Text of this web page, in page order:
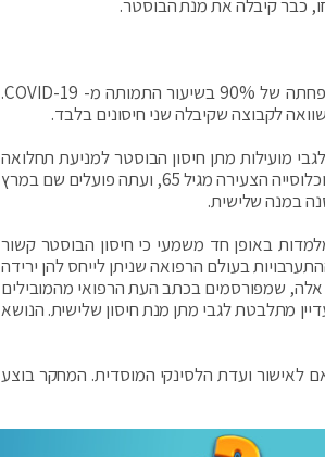
בקרב מקבלי מנת החיסון השלישית (שבוע ויותר אחרי קבלת מנת הבוסטר) נצפתה הפחתה של 90% בשיעור התמותה מ- COVID-19.
מועילות מתן חיסון הבוסטר למניעת תחלואה
חמורה ותמותה. רק לאחרונה אישר ה- FDA בארצות הברית את מתן המנה השלישית לאוכלוסייה הצעירה מגיל 65, ועתה פועלים שם במרץ
במנה שלישית.
באופן חד משמעי כי חיסון הבוסטר קשור
בעולם הרפואה שניתן לייחס להן ירידה
אלה, שמפורסמים בכתב העת הרפואי מהמובילים
מתלבטת לגבי מתן מנת חיסון שלישית. הנושא
לאישור ועדת הלסינקי המוסדית. המחקר בוצע